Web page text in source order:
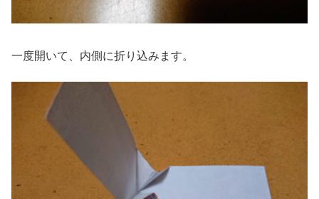
一度開いて、内側に折り込みます。